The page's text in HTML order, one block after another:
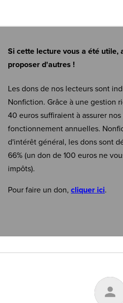
Si cette lecture vous a été utile,
proposer d'autres !
Les dons de nos lecteurs sont
Nonfiction. Grâce à une gestion
40 euros suffiraient à assurer
fonctionnement annuelles.
d'intérêt général, les dons sont
66% (un don de 100 euros ne
impôts).
Pour faire un don, cliquer ici.